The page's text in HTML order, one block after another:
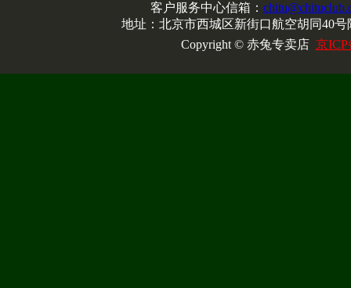
客户服务中心信箱：
地址：北京市西城区新街口航空胡同40
Copyright © 赤兔专卖店 京ICP